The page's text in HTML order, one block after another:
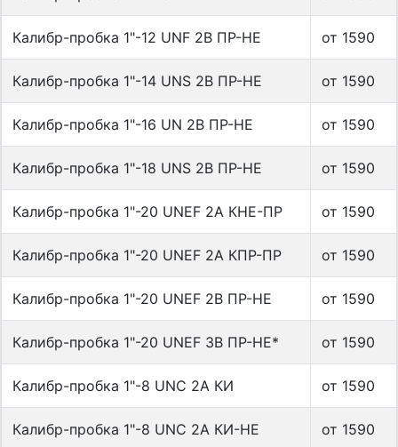
Калибр-пробка 1"-12 UNF 2B ПР-НЕ от 1590
Калибр-пробка 1"-14 UNS 2B ПР-НЕ от 1590
Калибр-пробка 1"-16 UN 2B ПР-НЕ от 1590
Калибр-пробка 1"-18 UNS 2B ПР-НЕ от 1590
Калибр-пробка 1"-20 UNEF 2A КНЕ-ПР от 1590
Калибр-пробка 1"-20 UNEF 2A КПР-ПР от 1590
Калибр-пробка 1"-20 UNEF 2B ПР-НЕ от 1590
Калибр-пробка 1"-20 UNEF 3В ПР-НЕ* от 1590
Калибр-пробка 1"-8 UNC 2A КИ от 1590
Калибр-пробка 1"-8 UNC 2A КИ-НЕ от 1590